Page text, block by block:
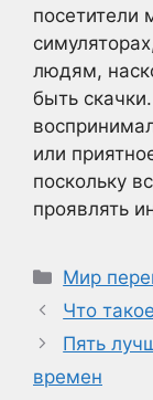
посетители
людям,
быть
или
поскольку
проявлять
Рубрики
Мир
Что
Пять
времен